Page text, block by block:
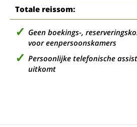
Totale reissom:
Geen boekings-,
voor eenpersoonskamers
Persoonlijke telefonische
uitkomt